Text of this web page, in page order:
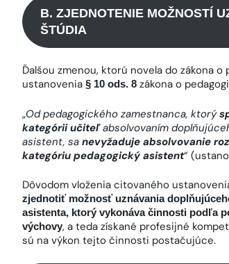
B. ZJEDNOTENIE MOŽNOSTÍ
ŠTÚDIA
Ďalšou zmenou, ktorú novela do zákona
ustanovenia § 10 ods. 8 zákona o
„Od pedagogického zamestnanca, ktorý
kategórii učiteľabsolvovaním
asistent, sa nevyžaduje absolvovanie
kategóriu pedagogický asistent“
Dôvodom vloženia citovaného
zjednotiť možnosť uznávania
asistenta, ktorý vykonáva činnosti podľa
výchovy, a teda získané profesijné
sú na výkon tejto činnosti postačujúce.